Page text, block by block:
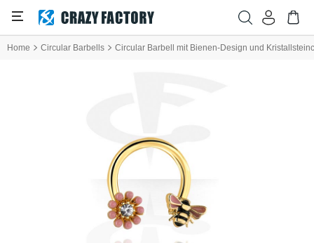
Home Circular Barbells Circular Barbell mit Bienen-Design und